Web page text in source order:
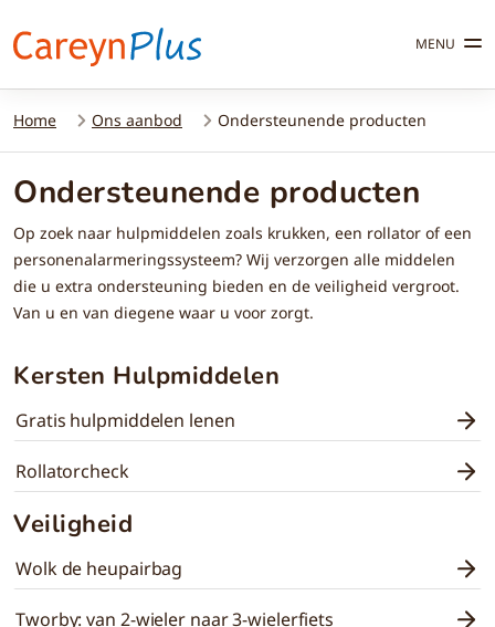
MENU
Home Ons aanbod Ondersteunende producten
Ondersteunende producten
Op zoek naar hulpmiddelen zoals krukken, een rollator of een
personenalarmeringssysteem? Wij verzorgen alle middelen
die u extra ondersteuning bieden en de veiligheid vergroot.
Van u en van diegene waar u voor zorgt.
Kersten Hulpmiddelen
Gratis hulpmiddelen lenen
Rollatorcheck
Veiligheid
Wolk de heupairbag
Tworby: van 2-wieler naar 3-wielerfiets